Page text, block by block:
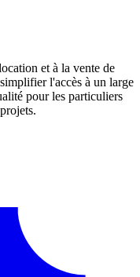
et à la vente de
l'accès à un large
pour les particuliers